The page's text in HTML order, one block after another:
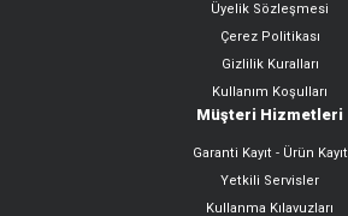
Üyelik Sözleşmesi
Çerez Politikası
Gizlilik Kuralları
Kullanım Koşulları
Müşteri Hizmetleri
Garanti Kayıt - Ürün Kayıt
Yetkili Servisler
Kullanma Kılavuzları